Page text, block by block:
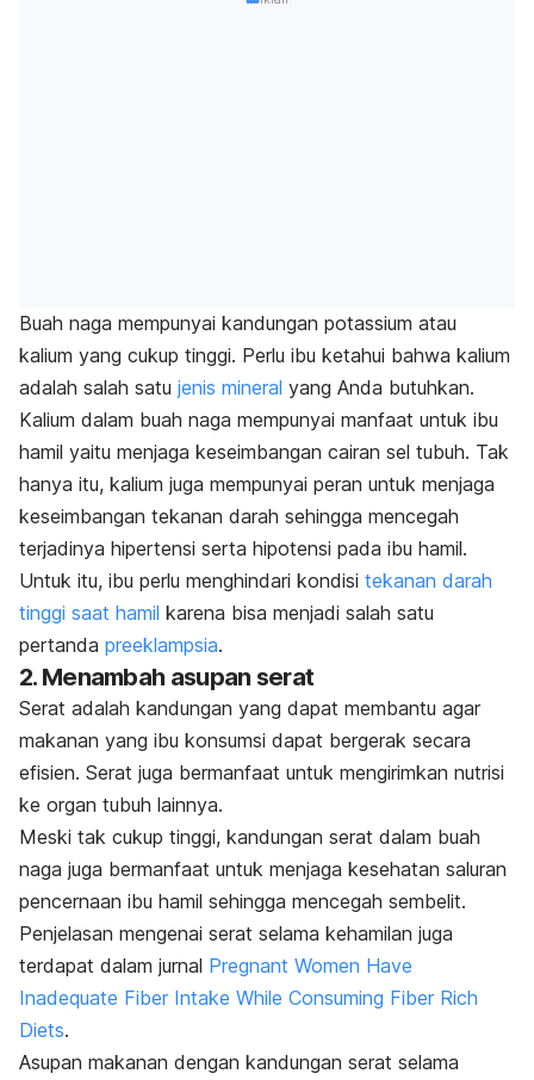
Buah naga mempunyai kandungan potassium atau
kalium yang cukup tinggi. Perlu ibu ketahui bahwa kalium
adalah salah satu jenis mineral yang Anda butuhkan.
Kalium dalam buah naga mempunyai manfaat untuk ibu
hamil yaitu menjaga keseimbangan cairan sel tubuh. Tak
hanya itu, kalium juga mempunyai peran untuk menjaga
keseimbangan tekanan darah sehingga mencegah
terjadinya hipertensi serta hipotensi pada ibu hamil.
Untuk itu, ibu perlu menghindari kondisi tekanan darah
tinggi saat hamil karena bisa menjadi salah satu
pertanda preeklampsia.
2. Menambah asupan serat
Serat adalah kandungan yang dapat membantu agar
makanan yang ibu konsumsi dapat bergerak secara
efisien. Serat juga bermanfaat untuk mengirimkan nutrisi
ke organ tubuh lainnya.
Meski tak cukup tinggi, kandungan serat dalam buah
naga juga bermanfaat untuk menjaga kesehatan saluran
pencernaan ibu hamil sehingga mencegah sembelit.
Penjelasan mengenai serat selama kehamilan juga
terdapat dalam jurnal Pregnant Women Have
Inadequate Fiber Intake While Consuming Fiber Rich
Diets.
Asupan makanan dengan kandungan serat selama